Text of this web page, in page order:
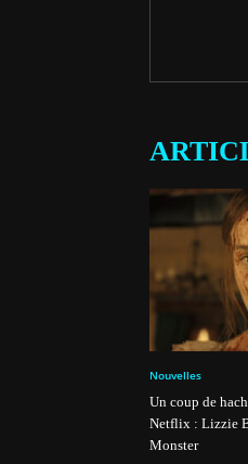
Nouvelles
Un coup de
Netflix : Lizzie
Monster